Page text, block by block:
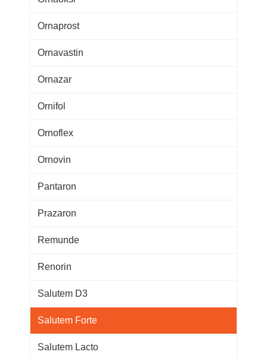
Ornaprost
Ornavastin
Ornazar
Ornifol
Ornoflex
Ornovin
Pantaron
Prazaron
Remunde
Renorin
Salutem D3
Salutem Forte
Salutem Lacto